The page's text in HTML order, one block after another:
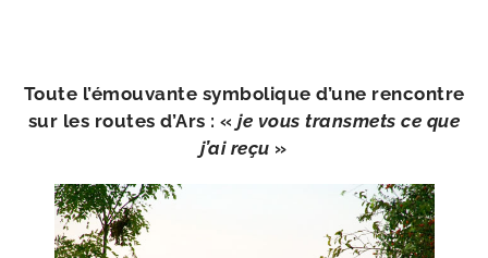
Toute l’é­mou­vante sym­bo­lique d’une ren­contre
sur les routes d’Ars : «je vous trans­mets ce que
j’ai reçu »